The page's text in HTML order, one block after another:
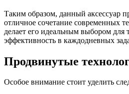
Таким образом, данный аксессуар
отличное сочетание современных
делает его идеальным выбором для
эффективность в каждодневных
Продвинутые
Особое внимание стоит уделить